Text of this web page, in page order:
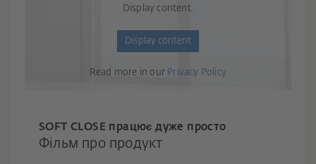
Display content.
Display content
Read more in our Privacy Policy
SOFT CLOSE працює дуже просто
Фільм про продукт